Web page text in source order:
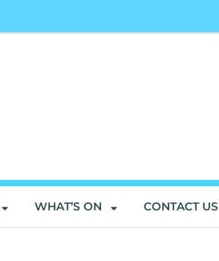
WHAT’S ON CONTACT US